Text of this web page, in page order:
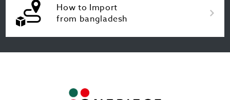
How to Import
from bangladesh